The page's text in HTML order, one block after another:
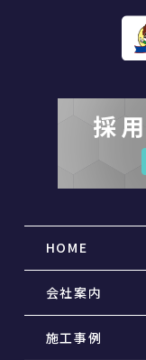
HOME
会社案内
施工事例